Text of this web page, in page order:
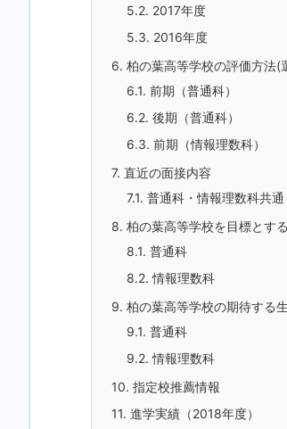
5.2. 2017年度
5.3. 2016年度
6. 柏の葉高等学校の評価方法(
6.1. 前期（普通科）
6.2. 後期（普通科）
6.3. 前期（情報理数科）
7. 直近の面接内容
7.1. 普通科・情報理数科共通
8. 柏の葉高等学校を目標とす
8.1. 普通科
8.2. 情報理数科
9. 柏の葉高等学校の期待する
9.1. 普通科
9.2. 情報理数科
10. 指定校推薦情報
11. 進学実績（2018年度）